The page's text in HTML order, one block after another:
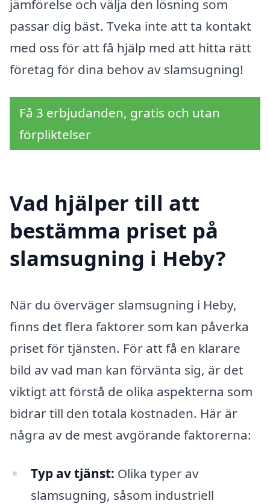
jämförelse och välja den lösning som
passar dig bäst. Tveka inte att ta kontakt
med oss för att få hjälp med att hitta rätt
företag för dina behov av slamsugning!
Få 3 erbjudanden, gratis och utan
förpliktelser
Vad hjälper till att
bestämma priset på
slamsugning i Heby?
När du överväger slamsugning i Heby,
finns det flera faktorer som kan påverka
priset för tjänsten. För att få en klarare
bild av vad man kan förvänta sig, är det
viktigt att förstå de olika aspekterna som
bidrar till den totala kostnaden. Här är
några av de mest avgörande faktorerna:
Typ av tjänst: Olika typer av
slamsugning, såsom industriell